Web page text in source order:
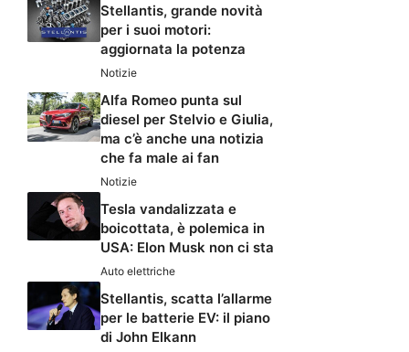
Stellantis, grande novità
per i suoi motori:
aggiornata la potenza
Notizie
Alfa Romeo punta sul
diesel per Stelvio e Giulia,
ma c’è anche una notizia
che fa male ai fan
Notizie
Tesla vandalizzata e
boicottata, è polemica in
USA: Elon Musk non ci sta
Auto elettriche
Stellantis, scatta l’allarme
per le batterie EV: il piano
di John Elkann